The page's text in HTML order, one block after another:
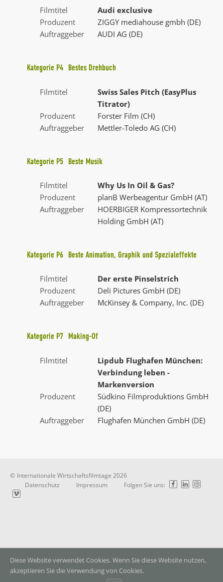
Filmtitel
Audi exclusive
Produzent
ZIGGY mediahouse gmbh (DE)
Auftraggeber
AUDI AG (DE)
Kategorie P4 Bestes Drehbuch
Filmtitel
Swiss Sales Pitch (EasyPlus
Titrator)
Produzent
Forster Film (CH)
Auftraggeber
Mettler-Toledo AG (CH)
Kategorie P5 Beste Musik
Filmtitel
Why Us In Oil & Gas?
Produzent
planB Werbeagentur GmbH (AT)
Auftraggeber
HOERBIGER Kompressortechnik
Holding GmbH (AT)
Kategorie P6 Beste Animation, Graphik und Spezialeffekte
Filmtitel
Der erste Pinselstrich
Produzent
Deli Pictures GmbH (DE)
Auftraggeber
McKinsey & Company, Inc. (DE)
Kategorie P7 Making-Of
Filmtitel
Lipdub Flughafen München:
Verbindung leben -
Markenversion
Produzent
Südkino Filmproduktions GmbH
(DE)
Auftraggeber
Flughafen München GmbH (DE)
Diese Website verwendet Cookies. Wenn Sie diese Website nutzen,
akzeptieren Sie die Verwendung von Cookies.
© Internationale Wirtschaftsfilmtage 2026
Datenschutz
Impressum Folgen Sie uns: